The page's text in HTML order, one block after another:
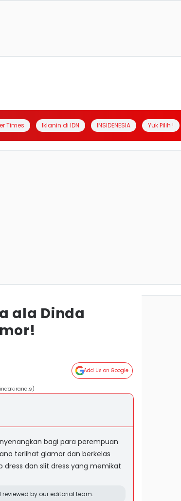
Times Iklanin di IDN INSIDENESIA Yuk Pilih !
ala Dinda
Add Us on Google
bagi para perempuan
terlihat glamor dan berkelas
dress dan slit dress yang memikat
by our editorial team.